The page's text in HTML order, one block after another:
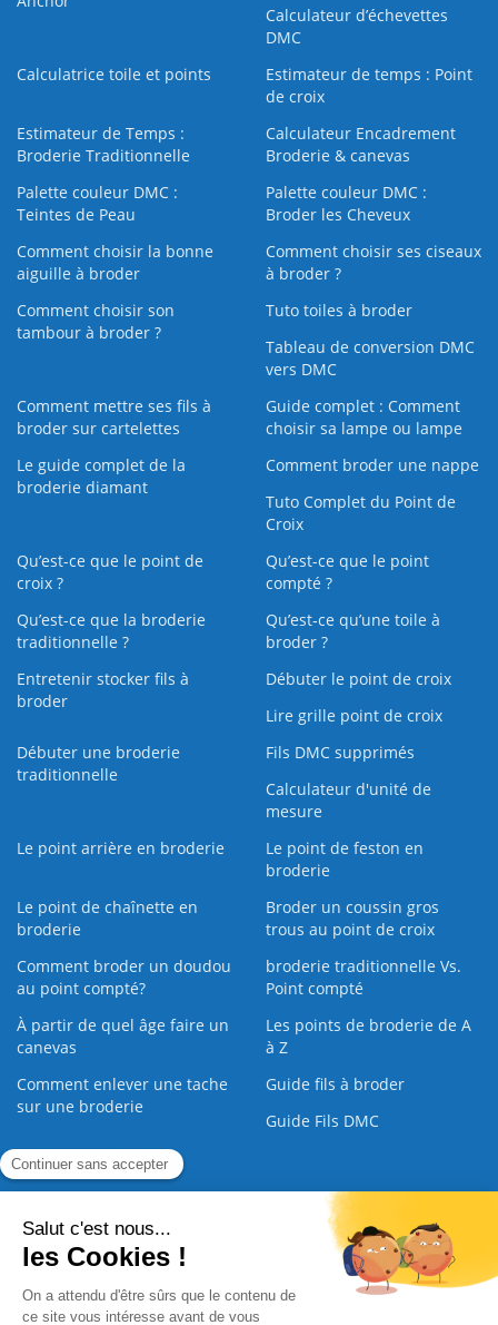
Calculateur d’échevettes
DMC
Calculatrice toile et points
Estimateur de temps : Point
de croix
Estimateur de Temps :
Broderie Traditionnelle
Calculateur Encadrement
Broderie & canevas
Palette couleur DMC :
Teintes de Peau
Palette couleur DMC :
Broder les Cheveux
Comment choisir la bonne
aiguille à broder
Comment choisir ses ciseaux
à broder ?
Comment choisir son
tambour à broder ?
Tuto toiles à broder
Tableau de conversion DMC
vers DMC
Comment mettre ses fils à
broder sur cartelettes
Guide complet : Comment
choisir sa lampe ou lampe
Le guide complet de la
broderie diamant
Comment broder une nappe
Tuto Complet du Point de
Croix
Qu’est-ce que le point de
croix ?
Qu’est-ce que le point
compté ?
Qu’est-ce que la broderie
traditionnelle ?
Qu’est‑ce qu’une toile à
broder ?
Entretenir stocker fils à
broder
Débuter le point de croix
Lire grille point de croix
Débuter une broderie
traditionnelle
Fils DMC supprimés
Calculateur d'unité de
mesure
Le point arrière en broderie
Le point de feston en
broderie
Le point de chaînette en
broderie
Broder un coussin gros
trous au point de croix
Comment broder un doudou
au point compté?
broderie traditionnelle Vs.
Point compté
À partir de quel âge faire un
canevas
Les points de broderie de A
à Z
Comment enlever une tache
sur une broderie
Guide fils à broder
Guide Fils DMC
Guide de la Broderie
Nous contacter |
Paiement sécurisé